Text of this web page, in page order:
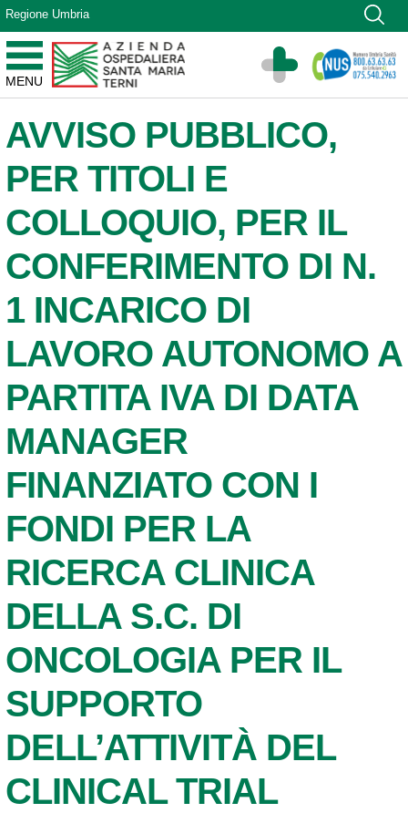
Vai ai contenuti
Vai al menu di navigazione
Vai al footer
Regione Umbria
MENU
Azienda Ospedaliera Santa Maria di Terni
Sito Istituzionale
AVVISO PUBBLICO,
PER TITOLI E
COLLOQUIO, PER IL
CONFERIMENTO DI N.
1 INCARICO DI
LAVORO AUTONOMO A
PARTITA IVA DI DATA
MANAGER
FINANZIATO CON I
FONDI PER LA
RICERCA CLINICA
DELLA S.C. DI
ONCOLOGIA PER IL
SUPPORTO
DELL’ATTIVITÀ DEL
CLINICAL TRIAL